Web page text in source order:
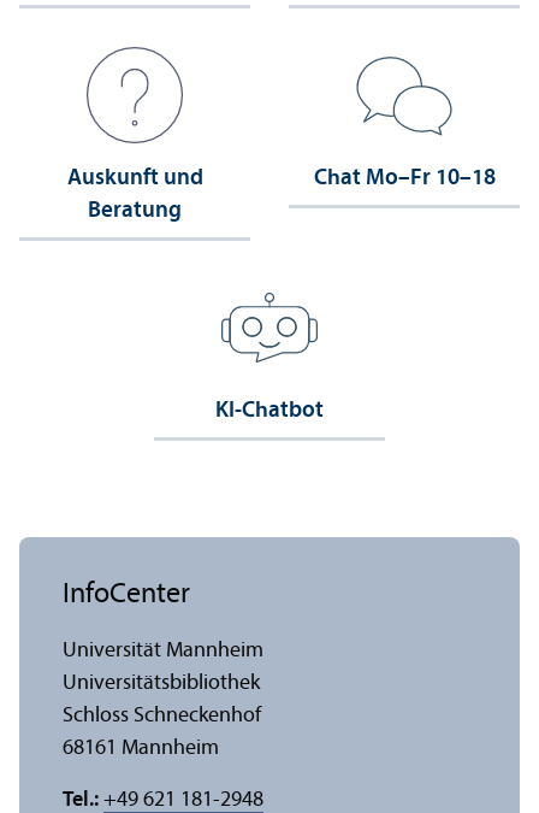
Auskunft und
Beratung
Chat Mo–Fr 10–18
KI-Chatbot
InfoCenter
Universität Mannheim
Universitäts­bibliothek
Schloss Schneckenhof
68161 Mannheim
Tel.: +49 621 181-2948